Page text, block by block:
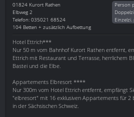
01824 Kurort Rathen
Elbweg 2
Telefon: 035021 68524
104 Betten + zusätzlich Aufbettung
Person
Einzelzi.
Hotel Ettrich***
Nur 50 m vom Bahnhof Kurort Rathen entfernt,
Ettrich mit Restaurant und Terrasse, herrlichem
Bastei und die Elbe.
Appartements Elbresort ****
Nur 300m vom Hotel Ettrich entfernt, empfängt
"elbresort" mit 16 exklusiven Appartements für 2
in der Sächsischen Schweiz.